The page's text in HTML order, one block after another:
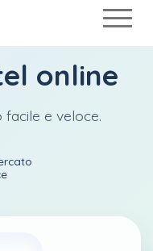
online
e veloce.